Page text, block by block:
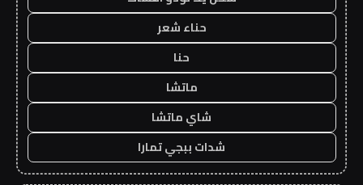
حناء شعر
حنا
ماتشا
شاي ماتشا
شدات ببجي تمارا